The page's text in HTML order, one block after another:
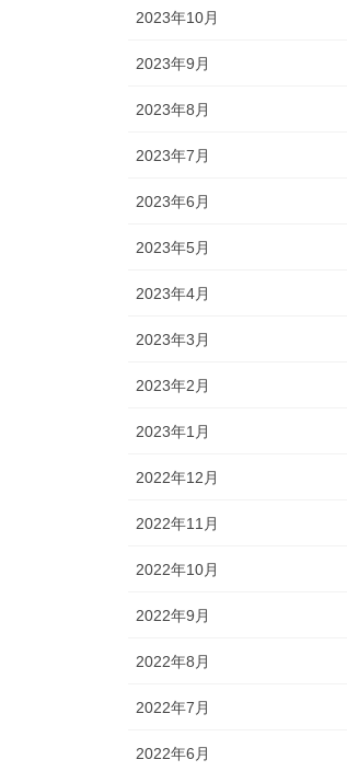
2023年10月
2023年9月
2023年8月
2023年7月
2023年6月
2023年5月
2023年4月
2023年3月
2023年2月
2023年1月
2022年12月
2022年11月
2022年10月
2022年9月
2022年8月
2022年7月
2022年6月